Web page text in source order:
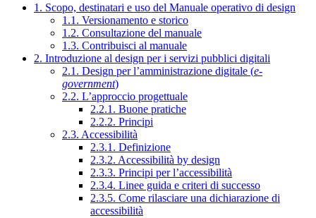
1. Scopo, destinatari e uso del Manuale operativo di design
1.1. Versionamento e storico
1.2. Consultazione del manuale
1.3. Contribuisci al manuale
2. Introduzione al design per i servizi pubblici digitali
2.1. Design per l’amministrazione digitale (e-
government)
2.2. L’approccio progettuale
2.2.1. Buone pratiche
2.2.2. Principi
2.3. Accessibilità
2.3.1. Definizione
2.3.2. Accessibilità by design
2.3.3. Principi per l’accessibilità
2.3.4. Linee guida e criteri di successo
2.3.5. Come rilasciare una dichiarazione di
accessibilità